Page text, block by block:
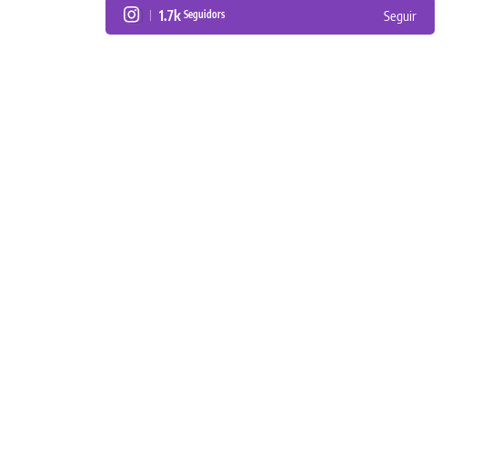
1.7k Seguidors Seguir